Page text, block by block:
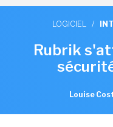
LOGICIEL /
Rubrik
Louise